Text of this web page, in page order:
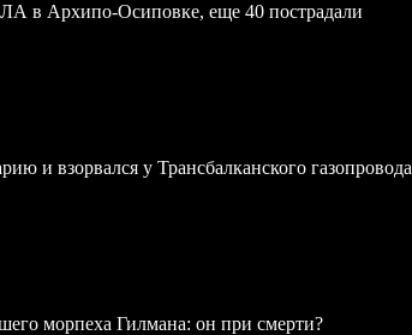
в Архипо-Осиповке, еще 40 пострадали
и взорвался у Трансбалканского газопровода
морпеха Гилмана: он при смерти?